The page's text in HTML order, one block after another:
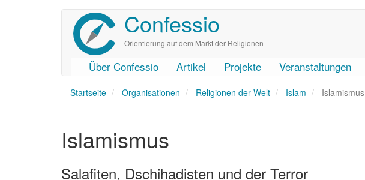
Confessio
Orientierung auf dem Markt der Religionen
User
account
Main
navigation
Über Confessio Artikel Projekte Veranstaltungen
Startseite Organisationen Religionen der Welt Islam Islamismus
Islamismus
Salafiten, Dschihadisten und der Terror